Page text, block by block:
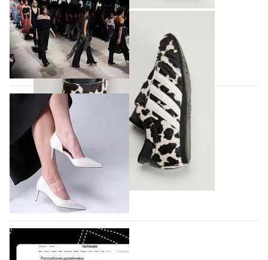
На участие в Московской неделе моды
подано 1047 заявок
На участие в седьмой Московской неделе моды,
которая пройдет в российской столице с 26 сентября
по 1 октября, уже подано 1047 заявок. Примерно
половину из них (494) прислали дизайнеры,
коллекции которых не были представлены в…
07.08.2026 440
BALLINA представит свои новинки на Euro
Shoes